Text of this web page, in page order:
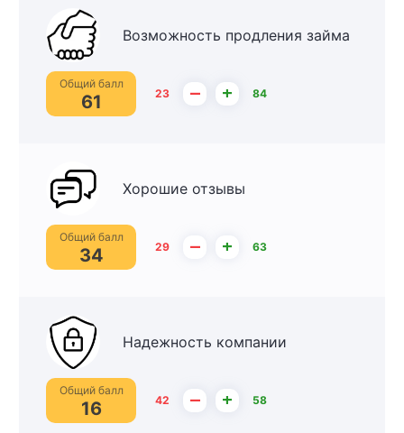
Возможность продления займа
Общий балл
61 23 – + 84
Хорошие отзывы
Общий балл
34 29 – + 63
Надежность компании
Общий балл
16 42 – + 58